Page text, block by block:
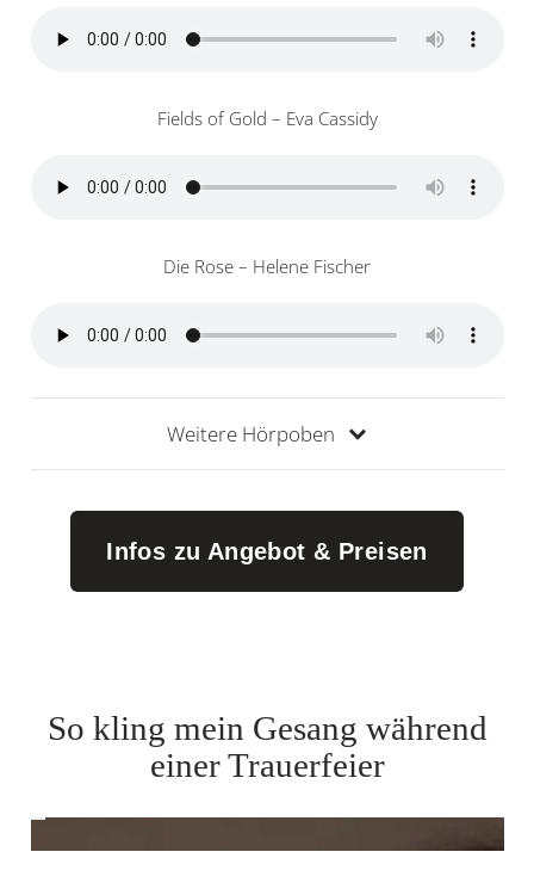
Fields of Gold – Eva Cassidy
Die Rose – Helene Fischer
Weitere Hörpoben
Infos zu Angebot & Preisen
So kling mein Gesang während
einer Trauerfeier